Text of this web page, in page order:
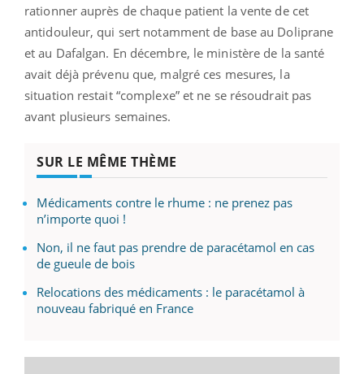
rationner auprès de chaque patient la vente de cet
antidouleur, qui sert notamment de base au Doliprane
et au Dafalgan. En décembre, le ministère de la santé
avait déjà prévenu que, malgré ces mesures, la
situation restait “complexe” et ne se résoudrait pas
avant plusieurs semaines.
SUR LE MÊME THÈME
Médicaments contre le rhume : ne prenez pas
n’importe quoi !
Non, il ne faut pas prendre de paracétamol en cas
de gueule de bois
Relocations des médicaments : le paracétamol à
nouveau fabriqué en France